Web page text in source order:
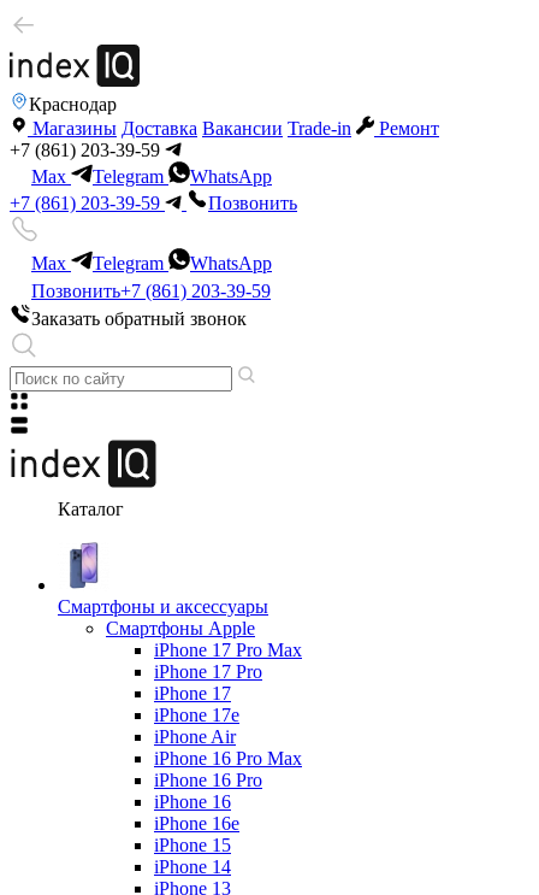
Краснодар
Магазины Доставка Вакансии Trade-in
Ремонт
+7 (861) 203-39-59
Max
Telegram
WhatsApp
+7 (861) 203-39-59
Позвонить
Max Telegram
WhatsApp
Позвонить+7 (861) 203-39-59
Заказать обратный звонок
Каталог
Смартфоны и аксессуары
Смартфоны Apple
iPhone 17 Pro Max
iPhone 17 Pro
iPhone 17
iPhone 17e
iPhone Air
iPhone 16 Pro Max
iPhone 16 Pro
iPhone 16
iPhone 16e
iPhone 15
iPhone 14
iPhone 13